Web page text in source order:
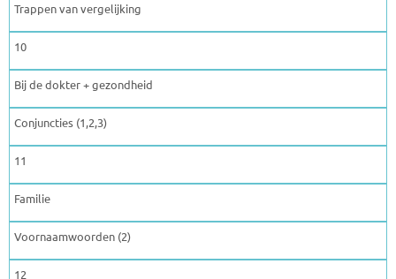
Trappen van vergelijking
10
Bij de dokter + gezondheid
Conjuncties (1,2,3)
11
Familie
Voornaamwoorden (2)
12